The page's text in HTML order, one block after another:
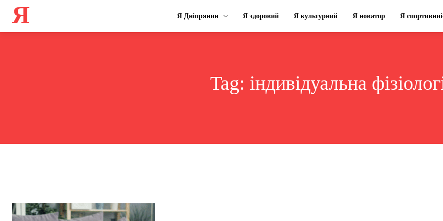
Я Я Дніпрянин Я здоровий Я культурний Я новатор Я
Tag: індивідуальна